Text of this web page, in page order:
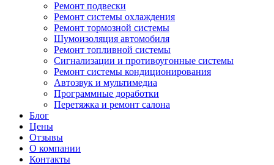
Ремонт подвески
Ремонт системы охлаждения
Ремонт тормозной системы
Шумоизоляция автомобиля
Ремонт топливной системы
Сигнализации и противоугонные системы
Ремонт системы кондиционирования
Автозвук и мультимедиа
Программные доработки
Перетяжка и ремонт салона
Блог
Цены
Отзывы
О компании
Контакты